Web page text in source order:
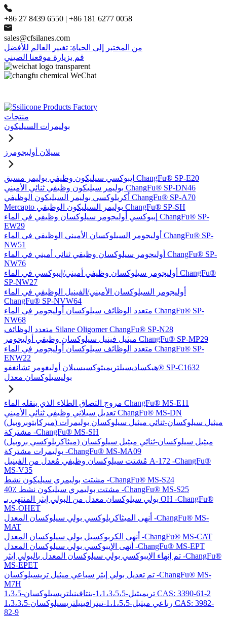
+86 27 8439 6550 | +86 181 6277 0058
sales@cfsilanes.com
من المختبر إلى الحياة: تغيير العالم للأفضل
قم بزيارة موقعنا الصيني
منتجات
بوليمرات السيليكون
سيلان أوليجومرز
إيبوكسي سيليكون وظيفي بوليمر مسبق ChangFu® SP-E20
بوليمر سيليكون وظيفي ثنائي الأميني ChangFu® SP-DN46
أكريلوكسي بوليمر السيليكون الوظيفي ChangFu® SP-A70
Mercapto بوليمر السيليكون الوظيفي ChangFu® SP-SH
إيبوكسي أوليجومر سيلوكسان وظيفي في الماء ChangFu® SP-
EW29
أوليجومر السيلوكسان الأميني الوظيفي في الماء ChangFu® SP-
NW51
أوليجومر سيلوكسان وظيفي ثنائي أميني في الماء ChangFu® SP-
NW76
أوليجومر سيلوكسان وظيفي أميني/إيبوكسي في الماء ChangFu®
SP-NW27
أوليجومر السيلوكسان الأميني/الفينيل الوظيفي في الماء
ChangFu® SP-NVW64
متعدد الوظائف سيلوكسان أوليجومر في الماء ChangFu® SP-
NW68
متعدد الوظائف Silane Oligomer ChangFu® SP-N28
ميثيل فينيل سيلوكسان وظيفي أوليجومر ChangFu® SP-MP29
متعدد الوظائف سيلوكسان أوليجومر في الماء ChangFu® SP-
ENW22
هيكساديسيلتريميثوكسيسيلان أوليغومر تشانغفو® SP-C1632
بوليسيلوكسان معدل
مروج التصاق الطلاء الذي ينقله الماء ChangFu® MS-E11
تعديل سيلاني وظيفي ثنائي الأميني ChangFu® MS-DN
(ميركابتوبروبيل) ميثيل سيلوكسان-ثنائي ميثيل سيلوكسان بوليمرات
مشتركة -ChangFu® MS-SH
(ميثاكريلوكسي بروبيل) ميثيل سيلوكسان-ثنائي ميثيل سيلوكسان
بوليمرات مشتركة -ChangFu® MS-MA09
مُشتت سيلوكسان وظيفي مُعدل من الفينيل A-172 -ChangFu®
MS-V35
مشتت بوليمري سيليكون نشط -ChangFu® MS-S24
40٪ مشتت بوليمري سيليكون نشط -ChangFu® MS-S25
بولي سيلوكسان معدل من البولي إيثر المنتهي بـ OH -ChangFu®
MS-OHET
أنهى الميثاكريلوكسي بولي سيلوكسان المعدل -ChangFu® MS-
MAT
أنهى الكربوكسيل بولي سيلوكسان المعدل -ChangFu® MS-CAT
أنهى الإيبوكسي بولي سيلوكسان المعدل -ChangFu® MS-EPT
تم إنهاء الإيبوكسي بولي سيلوكسان المعدل بالبولي إيثر -ChangFu®
MS-EPET
تم تعديل بولي إيثر سباعي ميثيل تريسيلوكسان -ChangFu® MS-
M7H
1،3،5-تريميثيل-1،1،3،5،5-بنتافينيلتريسيلوكسان CAS: 3390-61-2
1،3،3،5-رباعي ميثيل-1،1،5،5-تيترافينيلتريسيلوكسان CAS: 3982-
82-9